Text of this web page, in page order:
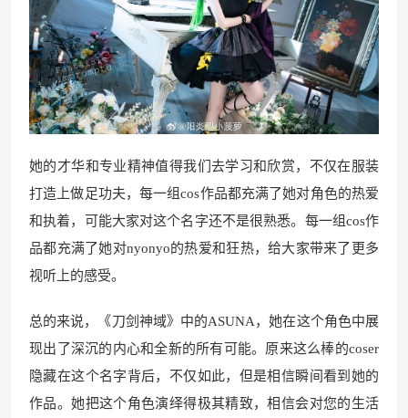
她的才华和专业精神值得我们去学习和欣赏，不仅在服装
打造上做足功夫，每一组cos作品都充满了她对角色的热爱
和执着，可能大家对这个名字还不是很熟悉。每一组cos作
品都充满了她对nyonyo的热爱和狂热，给大家带来了更多
视听上的感受。
总的来说，《刀剑神域》中的ASUNA，她在这个角色中展
现出了深沉的内心和全新的所有可能。原来这么棒的coser
隐藏在这个名字背后，不仅如此，但是相信瞬间看到她的
作品。她把这个角色演绎得极其精致，相信会对您的生活